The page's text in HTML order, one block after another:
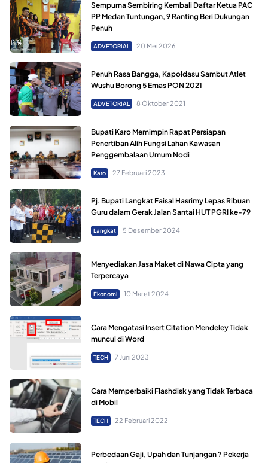
Sempurna Sembiring Kembali Daftar Ketua PAC
PP Medan Tuntungan, 9 Ranting Beri Dukungan
Penuh
ADVETORIAL 20 Mei 2026
Penuh Rasa Bangga, Kapoldasu Sambut Atlet
Wushu Borong 5 Emas PON 2021
ADVETORIAL 8 Oktober 2021
Bupati Karo Memimpin Rapat Persiapan
Penertiban Alih Fungsi Lahan Kawasan
Penggembalaan Umum Nodi
Karo 27 Februari 2023
Pj. Bupati Langkat Faisal Hasrimy Lepas Ribuan
Guru dalam Gerak Jalan Santai HUT PGRI ke-79
Langkat 5 Desember 2024
Menyediakan Jasa Maket di Nawa Cipta yang
Terpercaya
Ekonomi 10 Maret 2024
Cara Mengatasi Insert Citation Mendeley Tidak
muncul di Word
TECH 7 Juni 2023
Cara Memperbaiki Flashdisk yang Tidak Terbaca
di Mobil
TECH 22 Februari 2022
Perbedaan Gaji, Upah dan Tunjangan ? Pekerja